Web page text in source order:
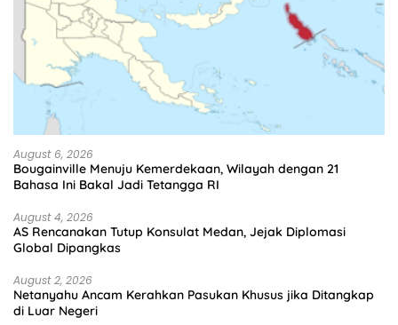
August 6, 2026
Bougainville Menuju Kemerdekaan, Wilayah dengan 21
Bahasa Ini Bakal Jadi Tetangga RI
August 4, 2026
AS Rencanakan Tutup Konsulat Medan, Jejak Diplomasi
Global Dipangkas
August 2, 2026
Netanyahu Ancam Kerahkan Pasukan Khusus jika Ditangkap
di Luar Negeri